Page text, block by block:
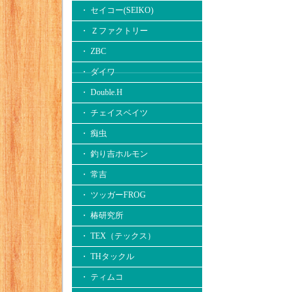
・ セイコー(SEIKO)
・ Ｚファクトリー
・ ZBC
・ ダイワ
・ Double.H
・ チェイスベイツ
・ 痴虫
・ 釣り吉ホルモン
・ 常吉
・ ツッガーFROG
・ 椿研究所
・ TEX（テックス）
・ THタックル
・ ティムコ